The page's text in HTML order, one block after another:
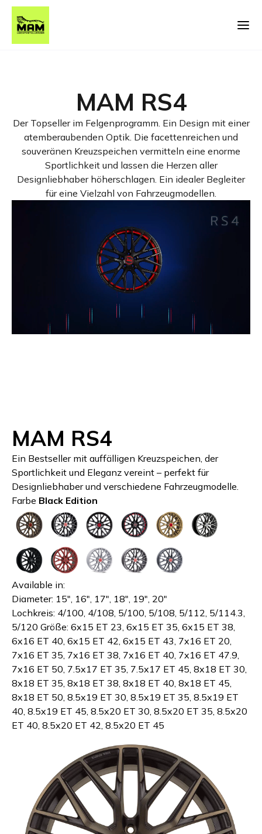
MAM RS4
Der Topseller im Felgenprogramm. Ein Design mit einer
atemberaubenden Optik. Die facettenreichen und
souveränen Kreuzspeichen vermitteln eine enorme
Sportlichkeit und lassen die Herzen aller
Designliebhaber höherschlagen. Ein idealer Begleiter
für eine Vielzahl von Fahrzeugmodellen.
MAM RS4
Ein Bestseller mit auffälligen Kreuzspeichen, der
Sportlichkeit und Eleganz vereint – perfekt für
Designliebhaber und verschiedene Fahrzeugmodelle.
Farbe Black Edition
Available in:
Diameter: 15", 16", 17", 18", 19", 20"
Lochkreis: 4/100, 4/108, 5/100, 5/108, 5/112, 5/114.3,
5/120 Größe: 6x15 ET 23, 6x15 ET 35, 6x15 ET 38,
6x16 ET 40, 6x15 ET 42, 6x15 ET 43, 7x16 ET 20,
7x16 ET 35, 7x16 ET 38, 7x16 ET 40, 7x16 ET 47.9,
7x16 ET 50, 7.5x17 ET 35, 7.5x17 ET 45, 8x18 ET 30,
8x18 ET 35, 8x18 ET 38, 8x18 ET 40, 8x18 ET 45,
8x18 ET 50, 8.5x19 ET 30, 8.5x19 ET 35, 8.5x19 ET
40, 8.5x19 ET 45, 8.5x20 ET 30, 8.5x20 ET 35, 8.5x20
ET 40, 8.5x20 ET 42, 8.5x20 ET 45